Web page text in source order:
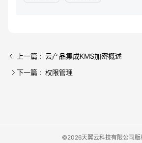
上一篇 : 云产品集成KMS加密概述
下一篇 : 权限管理
©2026天翼云科技有限公司版